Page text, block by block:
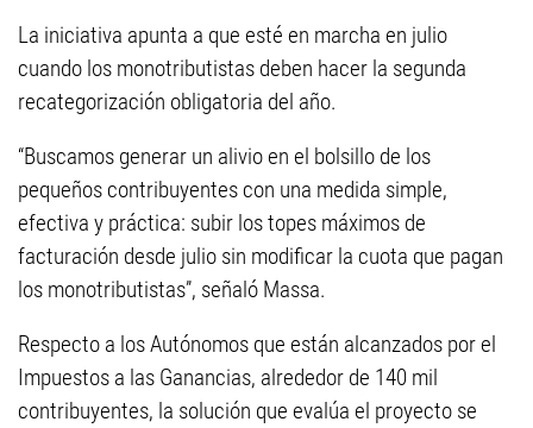
La iniciativa apunta a que esté en marcha en julio
cuando los monotributistas deben hacer la segunda
recategorización obligatoria del año.
“Buscamos generar un alivio en el bolsillo de los
pequeños contribuyentes con una medida simple,
efectiva y práctica: subir los topes máximos de
facturación desde julio sin modificar la cuota que pagan
los monotributistas”, señaló Massa.
Respecto a los Autónomos que están alcanzados por el
Impuestos a las Ganancias, alrededor de 140 mil
contribuyentes, la solución que evalúa el proyecto se